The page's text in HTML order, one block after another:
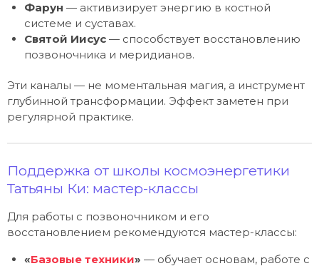
Фарун — активизирует энергию в костной
системе и суставах.
Святой Иисус — способствует восстановлению
позвоночника и меридианов.
Эти каналы — не моментальная магия, а инструмент
глубинной трансформации. Эффект заметен при
регулярной практике.
Поддержка от школы космоэнергетики
Татьяны Ки: мастер-классы
Для работы с позвоночником и его
восстановлением рекомендуются мастер-классы:
«Базовые техники» — обучает основам, работе с